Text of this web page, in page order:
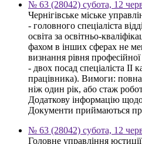
№ 63 (28042) субота, 12
Чернігівське міське
- головного спеціаліста
освіта за освітньо-
фахом в інших сферах не
визнання рівня
- двох посад спеціаліста ІІ
працівника). Вимоги: повна
ніж один рік, або стаж
Додаткову інформацію
Документи приймаються
№ 63 (28042) субота, 12
Головне управління